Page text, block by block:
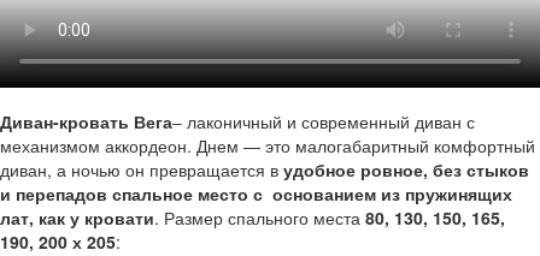
Диван-кровать Вега‒ лаконичный и современный диван с
механизмом аккордеон. Днем — это малогабаритный комфортный
диван, а ночью он превращается в удобное ровное, без стыков
и перепадов спальное место с основанием из пружинящих
лат, как у кровати. Размер спального места 80, 130, 150, 165,
190, 200 х 205: